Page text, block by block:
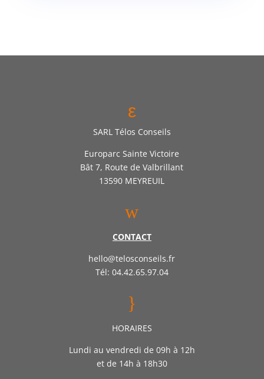
ε
SARL Télos Conseils
Europarc Sainte Victoire
Bât 7, Route de Valbrillant
13590 MEYREUIL
w
CONTACT
hello@telosconseils.fr
Tél: 04.42.65.97.04
}
HORAIRES
Lundi au vendredi de 09h à 12h
et de 14h à 18h30